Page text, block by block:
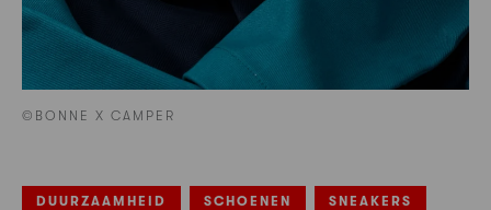
©BONNE X CAMPER
DUURZAAMHEID SCHOENEN SNEAKERS